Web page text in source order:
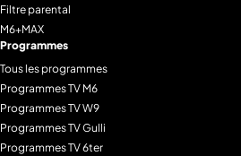
Filtre parental
M6+MAX
Programmes
Tous les programmes
Programmes TV M6
Programmes TV W9
Programmes TV Gulli
Programmes TV 6ter